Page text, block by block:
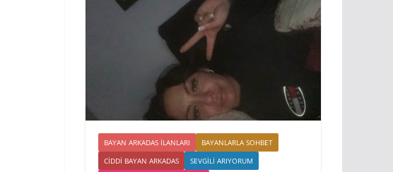
BAYAN ARKADAS ILANLARI
BAYANLARLA SOHBET
CIDDI BAYAN ARKADAS
SEVGILI ARIYORUM